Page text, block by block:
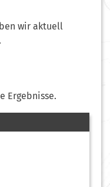
wir aktuell
Ergebnisse.